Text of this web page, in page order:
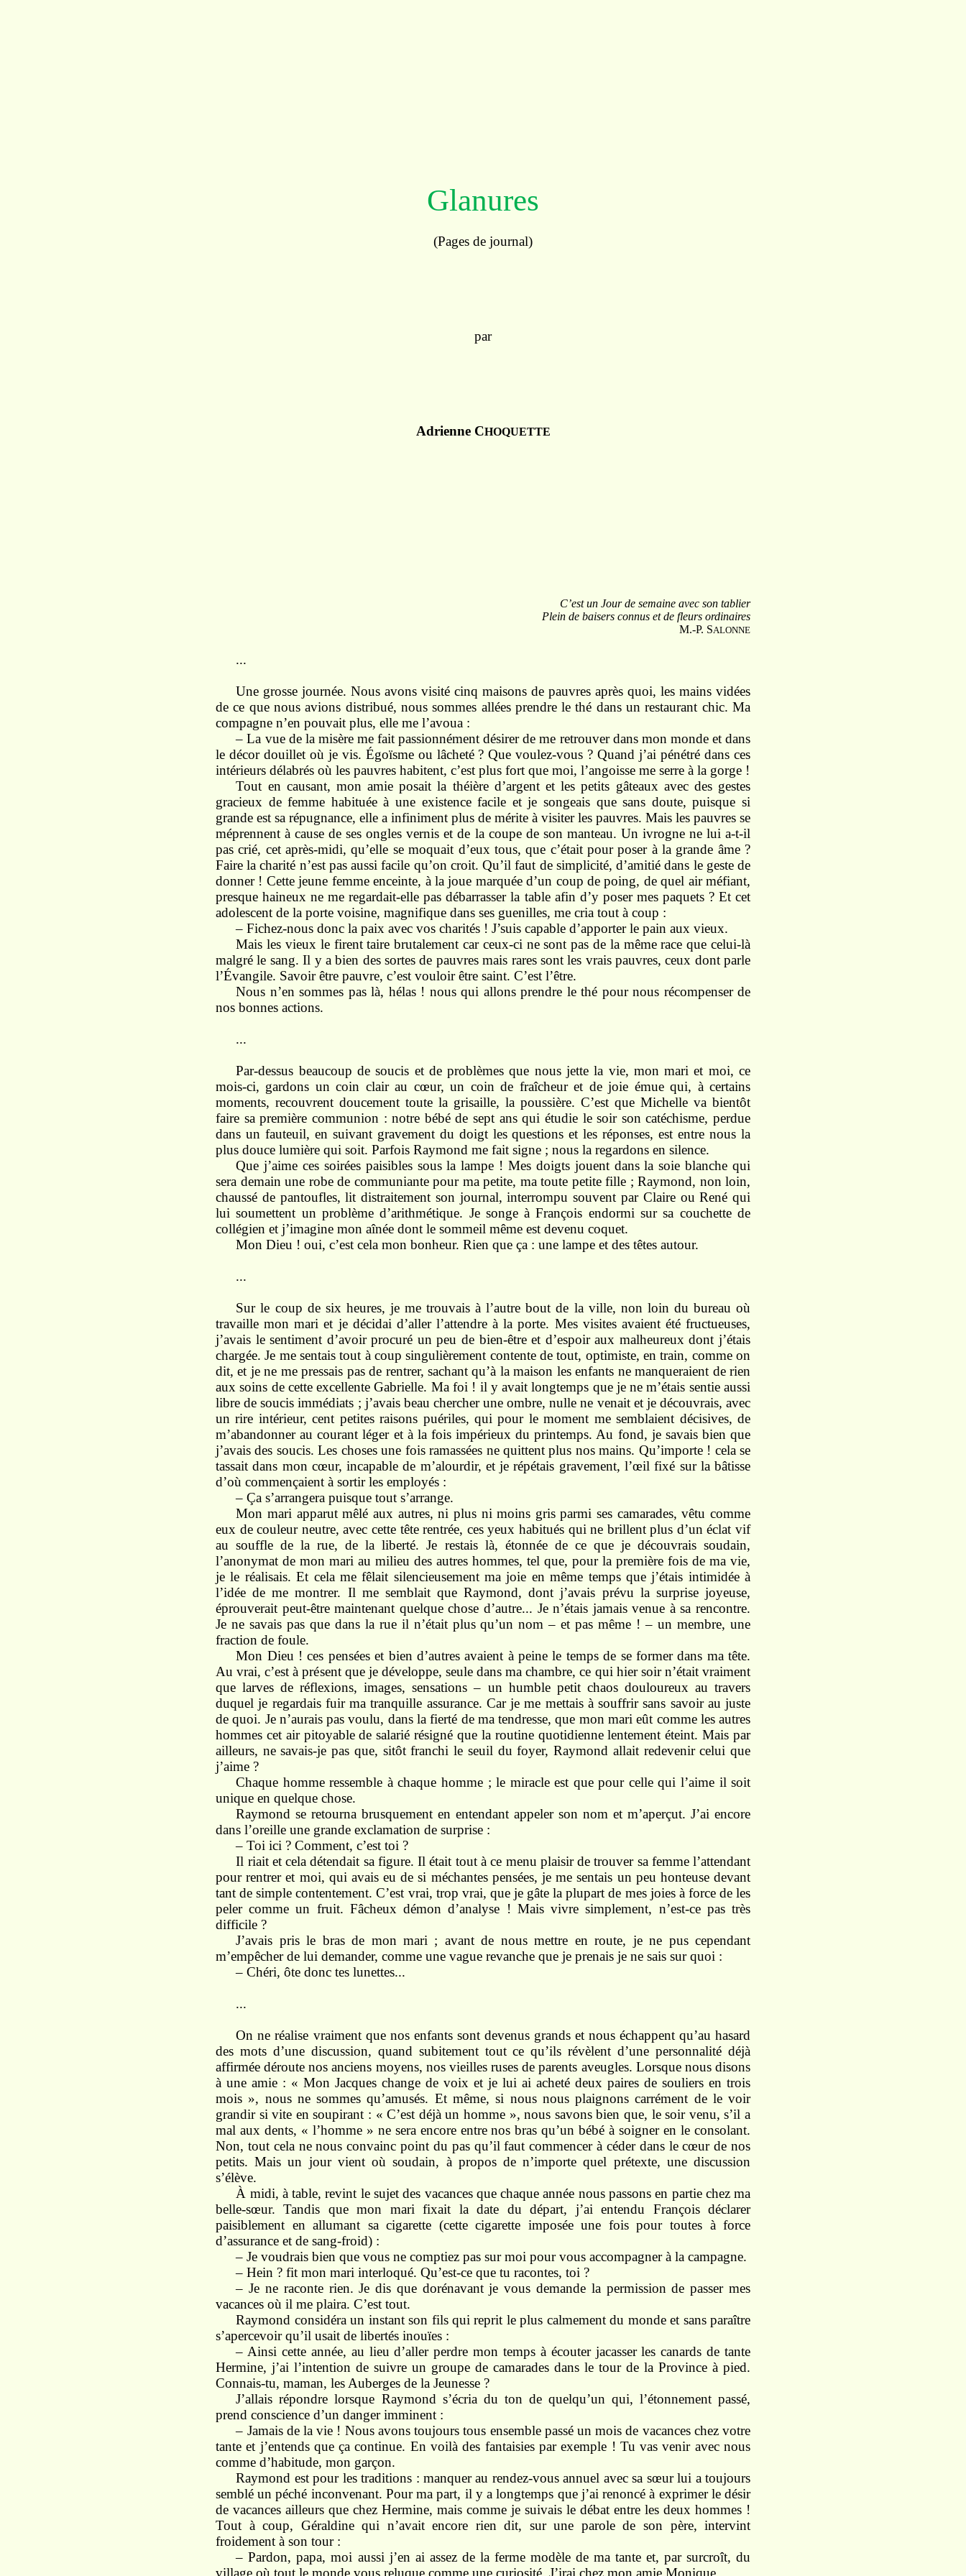
Glanures
(Pages de journal)
par
Adrienne CHOQUETTE
C’estun Jourde semaine avec son tablier
Plein de baisers connus etde fleurs ordinaires
M.-P. SALONNE
...
Une grossejournée. Nousavonsvisitécinq maisonsde pauvresaprès quoi,lesmainsvidées
de ce que nousavions distribué, nous sommes allées prendre le thé dans unrestaurant chic. Ma
compagne n’en pouvait plus, elle me l’avoua :
–La vue de la misère me faitpassionnémentdésirer deme retrouverdans mon monde etdans
le décor douillet où je vis. Égoïsme ou lâcheté ?Quevoulez-vous ? Quand j’aipénétrédansces
intérieurs délabrés où les pauvres habitent, c’est plus fort que moi, l’angoisse me serre à la gorge !
Tout en causant, monamie posaitla théière d’argent etlespetits gâteaux avec des gestes
gracieux de femme habituée àune existencefacile etjesongeais quesans doute, puisque si
grande est sa répugnance, elle a infiniment plus de mérite à visiterles pauvres. Mais les pauvres se
méprennentàcausede ses onglesvernisetde la coupe de son manteau. Un ivrogne ne lui a-t-il
pascrié, cetaprès-midi,qu’elle semoquait d’eux tous, que c’était pour poser à la grande âme ?
Fairela charité n’est pasaussifacile qu’on croit.Qu’il faut de simplicité, d’amitié dans le gestede
donner ! Cettejeune femmeenceinte, à la joue marquée d’un coup depoing, de quel airméfiant,
presque haineuxne meregardait-elle pas débarrasser la table afin d’y poser mes paquets ? Et cet
adolescent de la porte voisine, magnifique dans ses guenilles, me cria tout à coup :
–Fichez-nous donc lapaixavec vos charités !J’suis capabled’apporter lepainauxvieux.
Maisles vieux le firenttairebrutalement car ceux-ci ne sontpas de la mêmeraceque celui-là
malgré le sang.Il y abien des sortesde pauvresmais rares sontles vrais pauvres,ceux dont parle
l’Évangile. Savoirêtre pauvre, c’est vouloirêtre saint. C’est l’être.
Nous n’ensommes paslà, hélas ! nousqui allons prendre le thé pournous récompenserde
nos bonnes actions.
...
Par-dessus beaucoup desoucis et de problèmes que nous jette la vie, monmariet moi,ce
mois-ci, gardons uncoin clair au cœur, un coinde fraîcheuret de joie émuequi, àcertains
moments, recouvrent doucement toute la grisaille, la poussière. C’est que Michelle va bientôt
faire sapremière communion :notre bébé de sept ansqui étudie lesoir soncatéchisme, perdue
dans un fauteuil, en suivant gravement du doigt lesquestionsetles réponses,est entre nous la
plus douce lumière qui soit. Parfois Raymond me fait signe ; nous la regardons en silence.
Quej’aimeces soirées paisibles sousla lampe ! Mes doigts jouent dans lasoieblanchequi
sera demain une robe de communiante pour ma petite, ma toute petite fille ; Raymond, non loin,
chaussé de pantoufles, lit distraitement son journal, interrompusouvent par Claire ouRenéqui
luisoumettent un problème d’arithmétique. Je songeàFrançois endormisur sa couchette de
collégien et j’imagine mon aînée dont le sommeil même est devenu coquet.
Mon Dieu !oui,c’est celamonbonheur.Rienqueça :unelampeetdes têtesautour.
...
Sur le coup de six heures, je metrouvaisà l’autre bout de la ville, non loin du bureau où
travaille monmariet je décidai d’aller l’attendre à la porte. Mes visites avaient été fructueuses,
j’avais le sentiment d’avoir procuré un peu de bien-êtreet d’espoiraux malheureux dontj’étais
chargée. Je mesentaistout à coup singulièrement contentede tout, optimiste,entrain, comme on
dit,et jene mepressais pas de rentrer, sachant qu’à lamaison les enfants nemanqueraient derien
auxsoins de cetteexcellente Gabrielle. Ma foi ! il yavaitlongtemps que jenem’étais sentie aussi
libre desoucis immédiats ; j’avais beau chercheruneombre,nullene venait et je découvrais, avec
unrire intérieur,cent petites raisons puériles,quipour lemoment mesemblaient décisives, de
m’abandonnerau courantléger et à la fois impérieuxduprintemps. Au fond, je savais bien que
j’avaisdes soucis.Les choses une fois ramassées ne quittentplus nosmains. Qu’importe ! cela se
tassaitdans mon cœur, incapable de m’alourdir, etjerépétais gravement, l’œil fixé sur la bâtisse
d’où commençaient à sortirles employés :
–Ça s’arrangerapuisquetouts’arrange.
Mon mari apparut mêlé aux autres,ni plus ni moins gris parmises camarades, vêtucomme
eux de couleur neutre,avec cette têterentrée, ces yeux habitués quine brillent plus d’un éclat vif
ausouffle de la rue, de la liberté. Je restais là, étonnée de ce que je découvraissoudain,
l’anonymat de mon mari au milieu des autres hommes, tel que, pour la première fois de ma vie,
jele réalisais. Et cela mefêlait silencieusement majoie enmême temps que j’étais intimidée à
l’idée deme montrer. Il me semblait que Raymond, dontj’avais prévu la surprisejoyeuse,
éprouverait peut-être maintenant quelque chose d’autre... Jen’étais jamaisvenue àsarencontre.
Je ne savais pas que dans la rue il n’était plus qu’unnom–etpas même ! –unmembre,une
fraction de foule.
Mon Dieu !ces penséeset bien d’autres avaient àpeinele tempsde se formerdans matête.
Auvrai,c’est à présent que je développe, seule dansmachambre,ce qui hiersoir n’était vraiment
que larves deréflexions, images, sensations – un humble petit chaos douloureux au travers
duquelje regardais fuir matranquille assurance. Car jeme mettais à souffrirsans savoir au juste
dequoi. Je n’auraispasvoulu, dans la fierté de matendresse,que mon mari eût comme lesautres
hommes cet air pitoyable de salarié résigné que la routine quotidienne lentementéteint. Maispar
ailleurs, nesavais-jepas que, sitôtfranchi le seuil du foyer, Raymond allait redevenir celui que
j’aime ?
Chaque homme ressemble à chaquehomme ;le miracleest que pour cellequi l’aime ilsoit
unique en quelque chose.
Raymondse retournabrusquement en entendant appeler son nometm’aperçut.J’aiencore
dans l’oreille une grande exclamation de surprise :
–Toi ici ?Comment,c’est toi ?
Il riait etcela détendait sa figure. Il était tout à ce menu plaisir detrouver sa femme l’attendant
pourrentrer et moi, qui avaiseudesi méchantes pensées, je mesentais un peu honteuse devant
tantde simple contentement.C’est vrai, trop vrai, que je gâte la plupart de mes joies à force de les
pelercommeun fruit. Fâcheux démon d’analyse ! Mais vivresimplement, n’est-ce pas très
difficile ?
J’avais prisle bras de monmari ; avantde nous mettre enroute, jene pus cependant
m’empêcher de lui demander, comme une vague revanche que je prenais je ne sais surquoi :
–Chéri,ôte doncteslunettes...
...
Onneréalise vraiment que nos enfants sont devenus grands et nouséchappent qu’au hasard
des mots d’une discussion, quand subitement tout cequ’ils révèlent d’une personnalité déjà
affirmée déroute nosanciens moyens, nos vieilles ruses de parents aveugles. Lorsque nousdisons
à une amie : « Mon Jacques change de voix et je lui ai acheté deux paires de souliers en trois
mois », nous nesommesqu’amusés. Et même, si nous nous plaignons carrément de levoir
grandir sivite ensoupirant : « C’est déjà unhomme »,nous savonsbien que, lesoir venu,s’ila
mal aux dents, « l’homme » ne sera encore entre nosbras qu’un bébé àsoigneren le consolant.
Non, tout cela nenousconvainc point du pas qu’il fautcommencerà céder dans le cœur de nos
petits. Maisun jour vientoùsoudain, à propos den’importequel prétexte, unediscussion
s’élève.
À midi, àtable, revint le sujet des vacances que chaque année nous passonsen partie chezma
belle-sœur. Tandis quemon marifixait la date du départ, j’aientendu Françoisdéclarer
paisiblement enallumant sacigarette (cettecigarette imposéeune fois pour toutes à force
d’assurance et de sang-froid) :
–Je voudrais bien que vous necomptiezpassurmoipour vousaccompagnerà lacampagne.
–Hein ?fit monmariinterloqué. Qu’est-ce queturacontes, toi ?
–Je ne raconte rien.Je dis que dorénavantjevousdemande la permissionde passer mes
vacances où il me plaira. C’est tout.
Raymond considéra un instantson filsqui reprit leplus calmementdu mondeet sansparaître
s’apercevoirqu’il usait de libertés inouïes :
– Ainsicette année, au lieu d’aller perdre mon temps à écouter jacasser les canards detante
Hermine, j’ai l’intention de suivre un groupe de camarades dans le tour de la Province à pied.
Connais-tu, maman, les Auberges de la Jeunesse ?
J’allais répondre lorsque Raymond s’écria du ton de quelqu’un qui, l’étonnement passé,
prend conscience d’un dangerimminent :
– Jamais de la vie ! Nous avonstoujourstous ensemble passé unmoisde vacances chezvotre
tante et j’entends que çacontinue. En voilà des fantaisies par exemple ! Tuvasvenir avec nous
comme d’habitude, mon garçon.
Raymond estpour les traditions : manquer au rendez-vous annuel avec sa sœurlui atoujours
semblé un péché inconvenant. Pourma part, il y alongtemps que j’airenoncé à exprimerle désir
de vacances ailleurs que chez Hermine, mais comme je suivais le débat entre les deux hommes !
Tout à coup, Géraldinequi n’avaitencore rien dit, sur une parole deson père,intervint
froidement à son tour :
–Pardon,papa,moi aussi j’en ai assez de la ferme modèle de ma tante et, parsurcroît,du
village où tout le monde vous reluque comme une curiosité. J’irai chez mon amie Monique.